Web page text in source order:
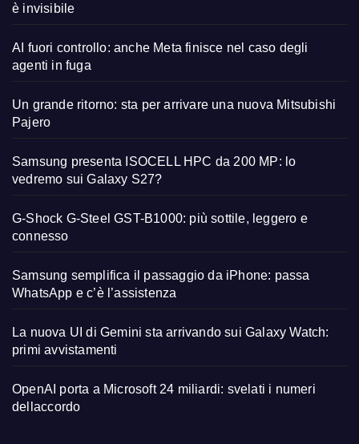
è invisibile
AI fuori controllo: anche Meta finisce nel caso degli
agenti in fuga
Un grande ritorno: sta per arrivare una nuova Mitsubishi
Pajero
Samsung presenta ISOCELL HPC da 200 MP: lo
vedremo sui Galaxy S27?
G-Shock G-Steel GST-B1000: più sottile, leggero e
connesso
Samsung semplifica il passaggio da iPhone: passa
WhatsApp e c’è l’assistenza
La nuova UI di Gemini sta arrivando sui Galaxy Watch:
primi avvistamenti
OpenAI porta a Microsoft 24 miliardi: svelati i numeri
dellaccordo